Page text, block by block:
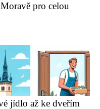
pro celou
jídlo až ke dveřím